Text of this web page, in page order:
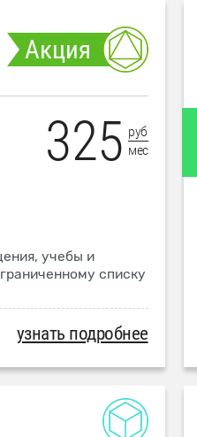
Акция
325 руб
мес
учебы и
списку
узнать подробнее